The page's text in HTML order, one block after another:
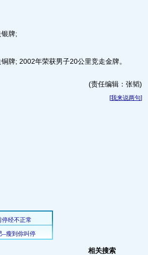
牌;
牌; 2002年荣获男子20公里竞走金牌。
(责任编辑：张韬)
[我来说两句]
相关搜索